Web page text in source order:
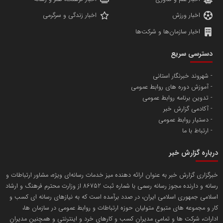
پایگاه اطلاع رسانی اعتلای نهادهای مردمی
تامین آهن اسفنجی تولیدکنندگان فولاد در کشور
تریبون
انتشار گسترده محتوا در رسانه گزارش خبر
مسعودصادقی
اخبار ورزش
اخبار زندگی و سرگرمی
اخبار سازمان‌ها و شرکت‌ها
دسترسی سریع
شهروند خبرنگار استانی
آموزش دوره های روابط عمومی
تدوین برنامه روابط عمومی
آکادمی گزارش خبر
دستیار روابط عمومی
ارتباط با ما
درباره گزارش خبر
خبرگزاری گزارش خبر به عنوان ارائه دهنده میز خدمات رسانه‌ای ویژه، مشاور ارتباطات و
رسانه و دارنده مجوز رسانه رسمی با شماره ثبت 86752 از وزارت محترم فرهنگ و ارشاد
اسلامی جمهوری اسلامی ایران، در صدد برآمده است که به نیازهای رسانه ای کسب و
کار و مجموعه های متبوع متولیان حوزه ارتباطات و روابط عمومی در سازمان ها،
ادارات، شرکت ها و تمامی مدیران کسب و کارهای خرد و اینترنتی و همچنین مدیران